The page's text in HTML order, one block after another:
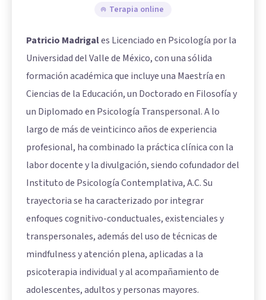
Terapia online
Patricio Madrigales Licenciado en Psicología por la
Universidad del Valle de México, con una sólida
formación académica que incluye una Maestría en
Ciencias de la Educación, un Doctorado en Filosofía y
un Diplomado en Psicología Transpersonal. A lo
largo de más de veinticinco años de experiencia
profesional, ha combinado la práctica clínica con la
labor docente y la divulgación, siendo cofundador del
Instituto de Psicología Contemplativa, A.C. Su
trayectoria se ha caracterizado por integrar
enfoques cognitivo-conductuales, existenciales y
transpersonales, además del uso de técnicas de
mindfulness y atención plena, aplicadas a la
psicoterapia individual y al acompañamiento de
adolescentes, adultos y personas mayores.